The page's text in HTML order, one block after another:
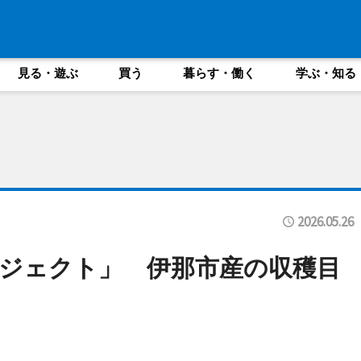
見る・遊ぶ 買う 暮らす・働く 学ぶ・知る
2026.05.26
ェクト」 伊那市産の収穫目